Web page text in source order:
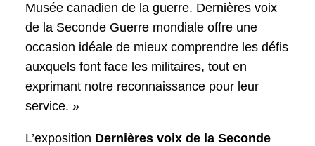
Musée canadien de la guerre. Dernières voix
de la Seconde Guerre mondiale offre une
occasion idéale de mieux comprendre les défis
auxquels font face les militaires, tout en
exprimant notre reconnaissance pour leur
service. »
L’exposition Dernières voix de la Seconde